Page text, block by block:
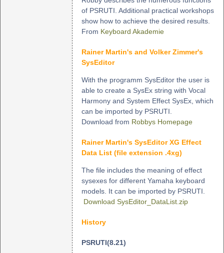
of PSRUTI. Additional practical workshops
show how to achieve the desired results.
From Keyboard Akademie
Rainer Martin's and Volker Zimmer's
SysEditor
With the programm SysEditor the user is
able to create a SysEx string with Vocal
Harmony and System Effect SysEx, which
can be imported by PSRUTI.
Download from Robbys Homepage
Rainer Martin's SysEditor XG Effect
Data List (file extension .4xg)
The file includes the meaning of effect
sysexes for different Yamaha keyboard
models. It can be imported by PSRUTI.
Download SysEditor_DataList.zip
History
PSRUTI(8.21)